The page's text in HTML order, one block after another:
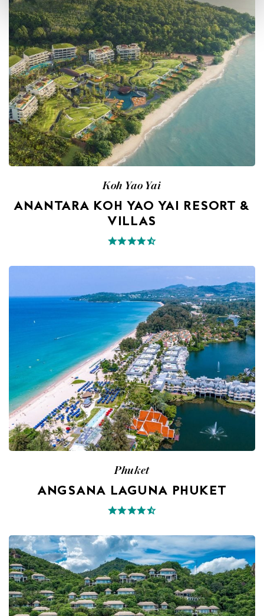
Koh Yao Yai
ANANTARA KOH YAO YAI RESORT &
VILLAS
Phuket
ANGSANA LAGUNA PHUKET